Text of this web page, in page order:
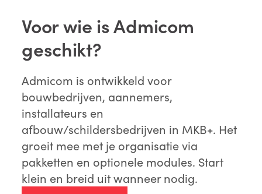
Voor wie is Admicom
geschikt?
Admicom is ontwikkeld voor
bouwbedrijven, aannemers,
installateurs en
afbouw/schildersbedrijven in MKB+. Het
groeit mee met je organisatie via
pakketten en optionele modules. Start
klein en breid uit wanneer nodig.